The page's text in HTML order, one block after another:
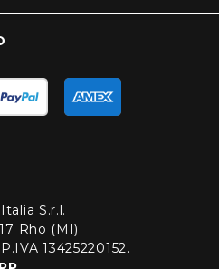
S.r.l.
Rho (MI)
13425220152.